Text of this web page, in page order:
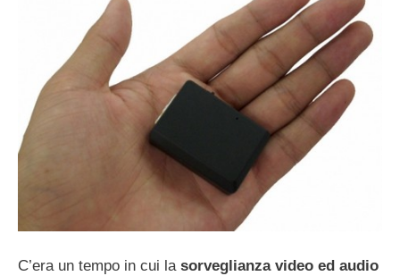
C’era un tempo in cui la sorveglianza video ed audio